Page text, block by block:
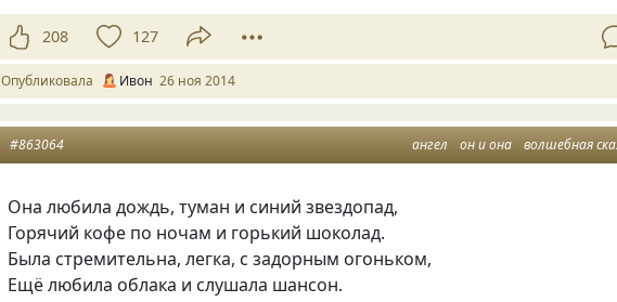
208 127
Опубликовала Ивон 26 ноя 2014
ангел он и она волшебная
#863064
Она любила дождь, туман и синий звездопад,
Горячий кофе по ночам и горький шоколад.
Была стремительна, легка, с задорным огоньком,
Ещё любила облака и слушала шансон.